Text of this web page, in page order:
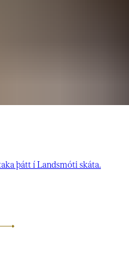
þátt í Landsmóti skáta.